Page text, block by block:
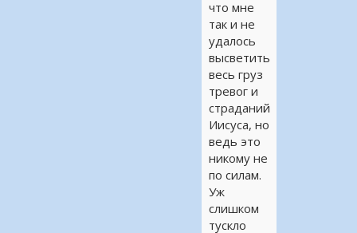
что мне
так и не
удалось
высветить
весь груз
тревог и
страданий
Иисуса, но
ведь это
никому не
по силам.
Уж
слишком
тускло